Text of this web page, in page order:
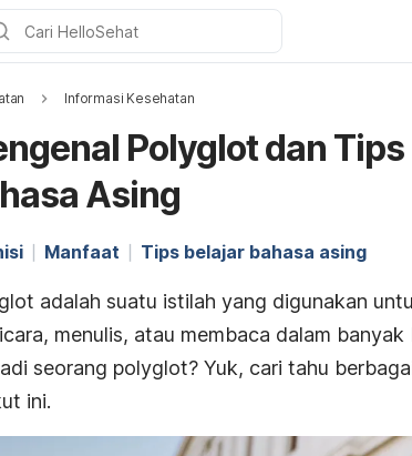
Informasi Kesehatan
Polyglot dan
Asing
Manfaat Tips belajar bahasa asing
adalah suatu istilah yang digunakan
menulis, atau membaca dalam
seorang polyglot? Yuk, cari tahu
ini.